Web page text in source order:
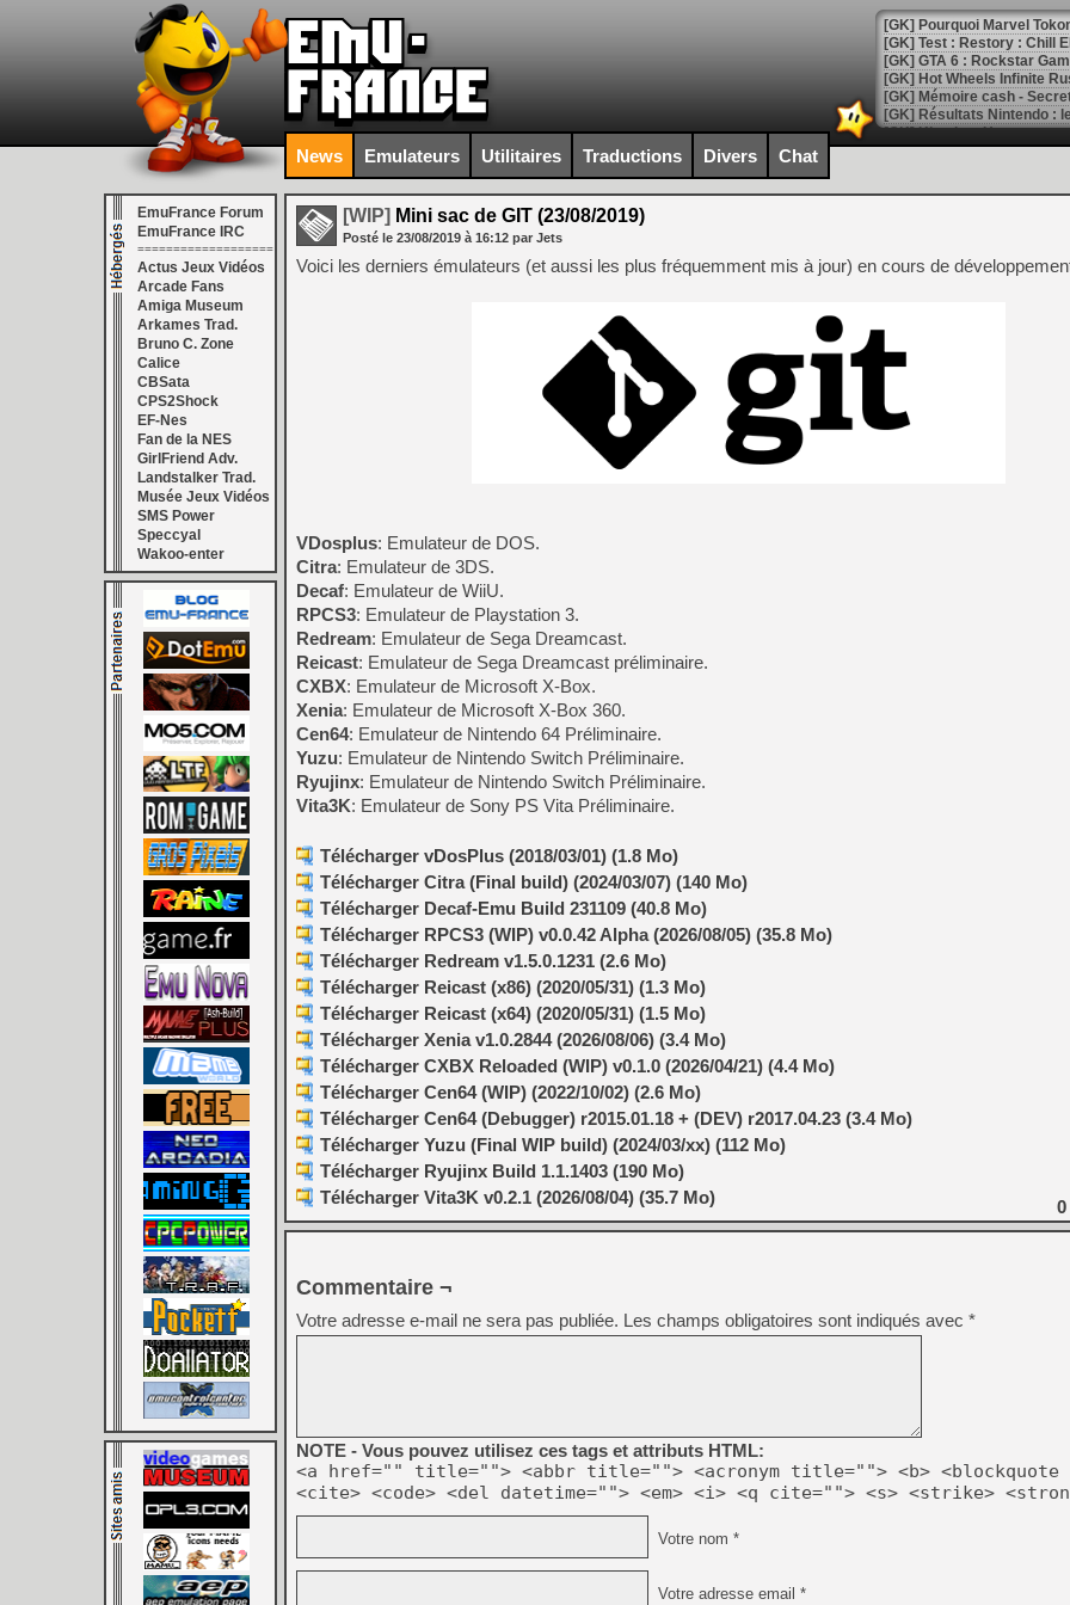
[GK] Pourquoi Marvel
[GK] Test : Restory : Chill
[GK] GTA 6 : Rockstar
[GK] Hot Wheels Infinite
[GK] Mémoire cash -
[GK] Résultats Nintendo :
[GK] Déjà des
[Mo5] Brickboy cherche à
[GK] Minecraft et ses «
[GK] Beast of
[GK] Ubisoft : fin de partie
[GK] Mémoire cash -
[GK] Dan Houser (GTA)
[GK] Comment EA Sports
[GK] Crimson Moon : un
[GK] Isle of Reveries : le
[GK] Moonlighter 2 : The
[GK] Capcom relance
[Mo5] Deux inédits du
[GK] Le beat'em up The
[GK] Endless Legend 2 :
[LS] [PS5] Le WebKit
[GK] Oubliez Crazy Taxi,
[LS] [Switch] NSZ 5.0.0
[GK] No More Room in
[GK] Un chatbot Atelier
[GK] Mémoire cash -
[GK] Nvidia : le prix des
[GK] Suikoden Star Leap
[Mo5] La mini borne
News Emulateurs Utilitaires Traductions Divers Chat
EmuFrance Forum
EmuFrance IRC
===================
Actus Jeux Vidéos
Arcade Fans
Amiga Museum
Arkames Trad.
Bruno C. Zone
Calice
CBSata
CPS2Shock
EF-Nes
Fan de la NES
GirlFriend Adv.
Landstalker Trad.
Musée Jeux Vidéos
SMS Power
Speccyal
Wakoo-enter
[WIP] Mini sac de GIT (23/08/2019)
Posté le 23/08/2019 à 16:12 par Jets
Voici les derniers émulateurs (et aussi les plus fréquemment mis à jour) en cours de
VDosplus: Emulateur de DOS.
Citra: Emulateur de 3DS.
Decaf: Emulateur de WiiU.
RPCS3: Emulateur de Playstation 3.
Redream: Emulateur de Sega Dreamcast.
Reicast: Emulateur de Sega Dreamcast préliminaire.
CXBX: Emulateur de Microsoft X-Box.
Xenia: Emulateur de Microsoft X-Box 360.
Cen64: Emulateur de Nintendo 64 Préliminaire.
Yuzu: Emulateur de Nintendo Switch Préliminaire.
Ryujinx: Emulateur de Nintendo Switch Préliminaire.
Vita3K: Emulateur de Sony PS Vita Préliminaire.
Télécharger vDosPlus (2018/03/01) (1.8 Mo)
Télécharger Citra (Final build) (2024/03/07) (140 Mo)
Télécharger Decaf-Emu Build 231109 (40.8 Mo)
Télécharger RPCS3 (WIP) v0.0.42 Alpha (2026/08/05) (35.8 Mo)
Télécharger Redream v1.5.0.1231 (2.6 Mo)
Télécharger Reicast (x86) (2020/05/31) (1.3 Mo)
Télécharger Reicast (x64) (2020/05/31) (1.5 Mo)
Télécharger Xenia v1.0.2844 (2026/08/06) (3.4 Mo)
Télécharger CXBX Reloaded (WIP) v0.1.0 (2026/04/21) (4.4 Mo)
Télécharger Cen64 (WIP) (2022/10/02) (2.6 Mo)
Télécharger Cen64 (Debugger) r2015.01.18 + (DEV) r2017.04.23 (3.4 Mo)
Télécharger Yuzu (Final WIP build) (2024/03/xx) (112 Mo)
Télécharger Ryujinx Build 1.1.1403 (190 Mo)
Télécharger Vita3K v0.2.1 (2026/08/04) (35.7 Mo)
0
Commentaire ¬
Votre adresse e-mail ne sera pas publiée. Les champs obligatoires sont indiqués avec *
NOTE - Vous pouvez utilisez ces tags et attributs HTML:
<a href="" title=""> <abbr title=""> <acronym title=""> <b> <blockquote
<cite> <code> <del datetime=""> <em> <i> <q cite=""> <s> <strike>
Votre nom *
Votre adresse email *